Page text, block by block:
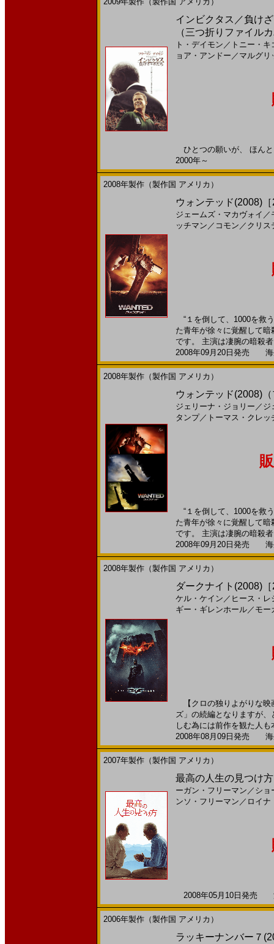
インビクタス／負け
（三つ折りファイル
ト・デイモン ／ トニー・キ
ョア・アンドー ／ マルグリ
ひとつの願いが、 ほん
2000年～
2008年製作（製作国 アメリカ）
ウォンテッド(2008)
ジェームズ・マカヴォイ ／
ッチマン ／ コモン ／ クリス
“１を倒して、1000を救
た青年が徐々に覚醒して
です。 主演は凄腕の暗殺
2008年09月20日発売 海
2008年製作（製作国 アメリカ）
ウォンテッド(2008)
ジェリーナ・ジョリー ／ ジ
タンプ／ トーマス・クレッ
“１を倒して、1000を救
た青年が徐々に覚醒して
です。 主演は凄腕の暗殺
2008年09月20日発売 海
2008年製作（製作国 アメリカ）
ダークナイト(2008)
ケル・ケイン ／ ヒース・レ
ギー・ギレンホール／ モー
【クロの独りよがりな映
ズ」の続編となりますが
しむ為には前作を観た人
2008年08月09日発売 海
2007年製作（製作国 アメリカ）
最高の人生の見つけ
ーガン・フリーマン ／ ショ
ンソ・フリーマン ／ ロイナ
2008年05月10日発売
2006年製作（製作国 アメリカ）
ラッキーナンバー７